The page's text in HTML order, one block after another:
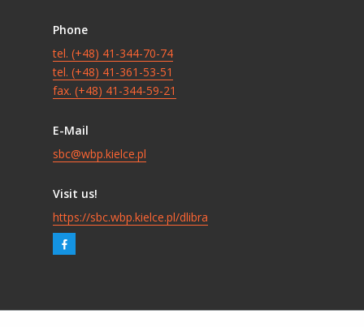
Phone
tel. (+48) 41-344-70-74
tel. (+48) 41-361-53-51
fax. (+48) 41-344-59-21
E-Mail
sbc@wbp.kielce.pl
Visit us!
https://sbc.wbp.kielce.pl/dlibra